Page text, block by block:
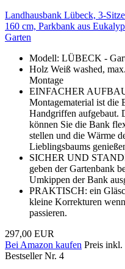
Landhausbank Lübeck, 3-
160 cm, Parkbank aus
Garten
Modell: LÜBECK -
Holz Weiß washed,
Montage
EINFACHER
Montagematerial ist die
Handgriffen aufgebaut.
können Sie die Bank
stellen und die Wärme
Lieblingsbaums
SICHER UND
geben der Gartenbank
Umkippen der Bank
PRAKTISCH: ein
kleine Korrekturen
passieren.
297,00 EUR
Bei Amazon kaufen Preis inkl.
Bestseller Nr. 4